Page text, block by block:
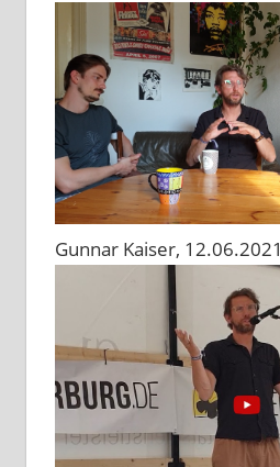
Gunnar Kaiser, 12.06.2021